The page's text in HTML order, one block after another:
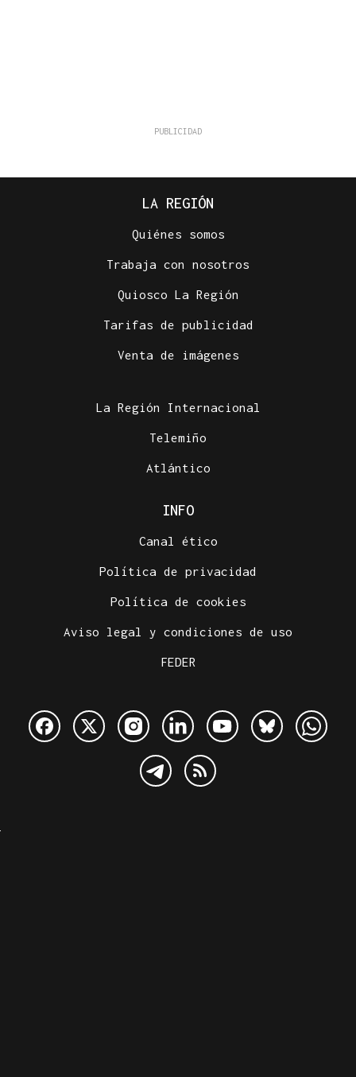
LA REGIÓN
Quiénes somos
Trabaja con nosotros
Quiosco La Región
Tarifas de publicidad
Venta de imágenes
La Región Internacional
Telemiño
Atlántico
INFO
Canal ético
Política de privacidad
Política de cookies
Aviso legal y condiciones de uso
FEDER